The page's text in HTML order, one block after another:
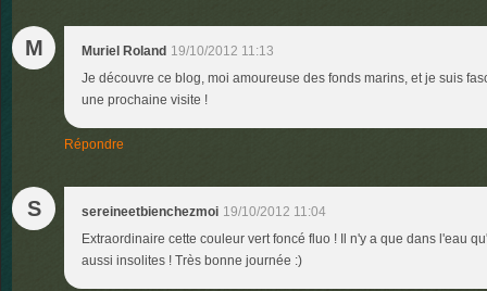
M Muriel Roland 19/10/2012 11:13
Je découvre ce blog, moi amoureuse des fonds marins, et je suis
une prochaine visite !
Répondre
S sereineetbienchezmoi 19/10/2012 11:04
Extraordinaire cette couleur vert foncé fluo ! Il n'y a que dans l'eau
aussi insolites ! Très bonne journée :)